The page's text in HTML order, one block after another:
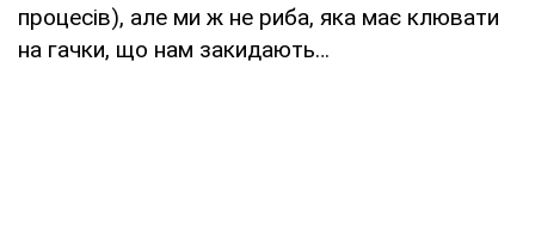
процесів), але ми ж не риба, яка має клювати
на гачки, що нам закидають…